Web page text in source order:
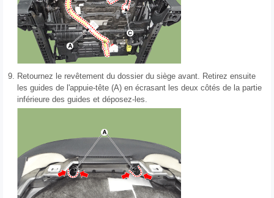
9. Retournez le revêtement du dossier du siège avant. Retirez ensuite
les guides de l'appuie-tête (A) en écrasant les deux côtés de la partie
inférieure des guides et déposez-les.